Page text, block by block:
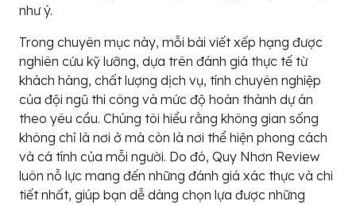
như ý.
Trong chuyên mục này, mỗi bài viết xếp hạng được
nghiên cứu kỹ lưỡng, dựa trên đánh giá thực tế từ
khách hàng, chất lượng dịch vụ, tính chuyên nghiệp
của đội ngũ thi công và mức độ hoàn thành dự án
theo yêu cầu. Chúng tôi hiểu rằng không gian sống
không chỉ là nơi ở mà còn là nơi thể hiện phong cách
và cá tính của mỗi người. Do đó, Quy Nhơn Review
luôn nỗ lực mang đến những đánh giá xác thực và chi
tiết nhất, giúp bạn dễ dàng chọn lựa được những